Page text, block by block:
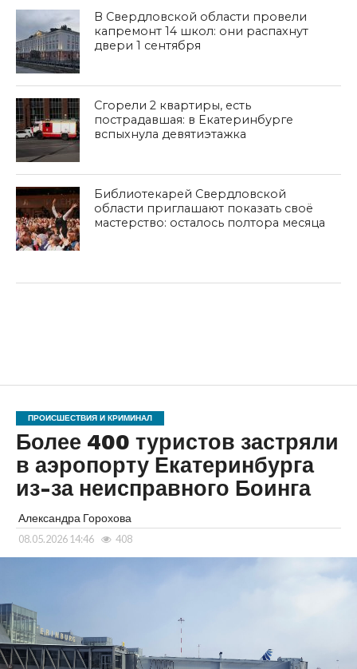
В Свердловской области провели
капремонт 14 школ: они распахнут
двери 1 сентября
Сгорели 2 квартиры, есть
пострадавшая: в Екатеринбурге
вспыхнула девятиэтажка
Библиотекарей Свердловской
области приглашают показать своё
мастерство: осталось полтора месяца
ПРОИСШЕСТВИЯ И КРИМИНАЛ
Более 400 туристов застряли
в аэропорту Екатеринбурга
из-за неисправного Боинга
Александра Горохова
08.05.2026 14:46 408